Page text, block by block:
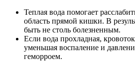
Теплая вода помогает
область прямой кишки. В
быть не столь болезненным.
Если вода прохладная,
уменьшая воспаление и
геморроем.